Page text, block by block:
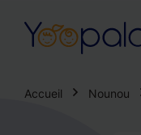
Accueil Nounou